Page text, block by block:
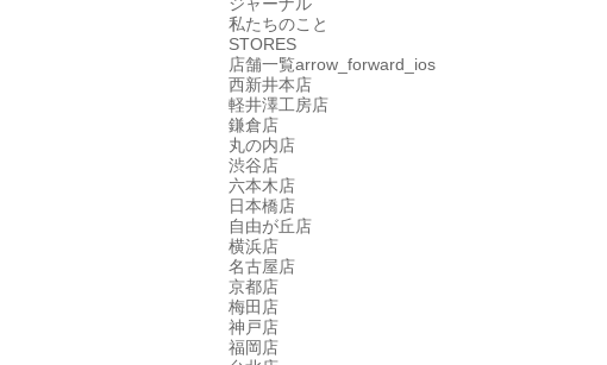
ジャーナル
私たちのこと
STORES
店舗一覧arrow_forward_ios
西新井本店
軽井澤工房店
鎌倉店
丸の内店
渋谷店
六本木店
日本橋店
自由が丘店
横浜店
名古屋店
京都店
梅田店
神戸店
福岡店